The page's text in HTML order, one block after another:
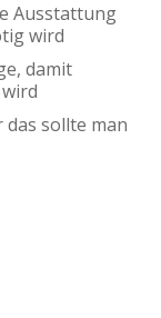
Ausstattung
wird
damit
sollte man